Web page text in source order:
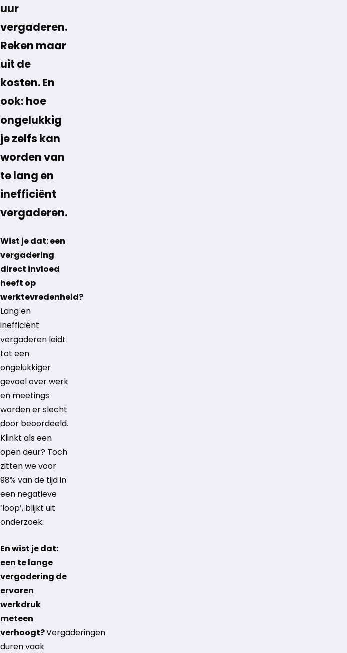
uur
vergaderen.
Reken maar
uit de
kosten. En
ook: hoe
ongelukkig
je zelfs kan
worden van
te lang en
inefficiënt
vergaderen.
Wist je dat: een
vergadering
direct invloed
heeft op
werktevredenheid?
Lang en
inefficiënt
vergaderen leidt
tot een
ongelukkiger
gevoel over werk
en meetings
worden er slecht
door beoordeeld.
Klinkt als een
open deur? Toch
zitten we voor
98% van de tijd in
een negatieve
‘loop’, blijkt uit
onderzoek.
En wist je dat:
een te lange
vergadering de
ervaren
werkdruk
meteen
verhoogt?Vergaderingen
duren vaak